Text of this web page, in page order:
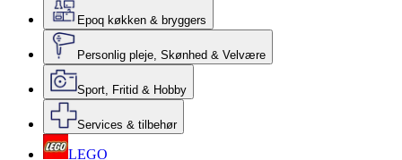
Epoq køkken & bryggers
Personlig pleje, Skønhed & Velvære
Sport, Fritid & Hobby
Services & tilbehør
LEGO